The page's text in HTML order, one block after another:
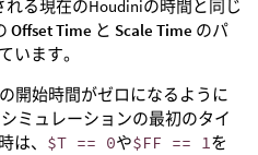
る現在のHoudiniの時間と同じ
Offset Time と Scale Time のパ
います。
開始時間がゼロになるように
ミュレーションの最初のタイ
は、 $T == 0や$FF == 1を